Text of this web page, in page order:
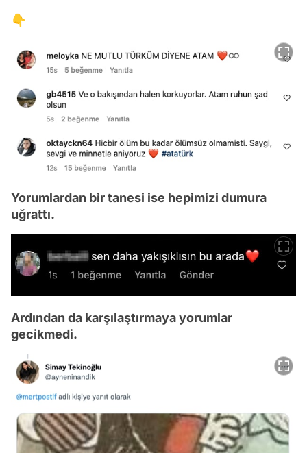
👇
Yorumlardan bir tanesi ise hepimizi dumura
uğrattı.
Ardından da karşılaştırmaya yorumlar
gecikmedi.